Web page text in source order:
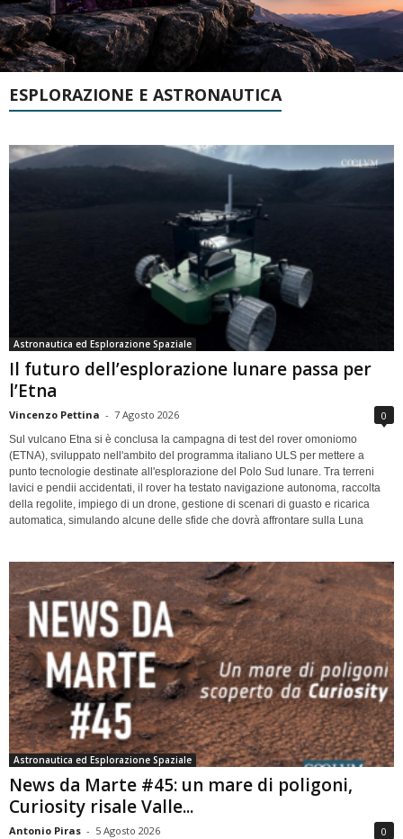
ESPLORAZIONE E ASTRONAUTICA
Astronautica ed Esplorazione Spaziale
Il futuro dell’esplorazione lunare passa per
l’Etna
Vincenzo Pettina - 7 Agosto 2026 0
Sul vulcano Etna si è conclusa la campagna di test del rover omoniomo
(ETNA), sviluppato nell'ambito del programma italiano ULS per mettere a
punto tecnologie destinate all'esplorazione del Polo Sud lunare. Tra terreni
lavici e pendii accidentati, il rover ha testato navigazione autonoma, raccolta
della regolite, impiego di un drone, gestione di scenari di guasto e ricarica
automatica, simulando alcune delle sfide che dovrà affrontare sulla Luna
Astronautica ed Esplorazione Spaziale
News da Marte #45: un mare di poligoni,
Curiosity risale Valle...
Antonio Piras - 5 Agosto 2026 0